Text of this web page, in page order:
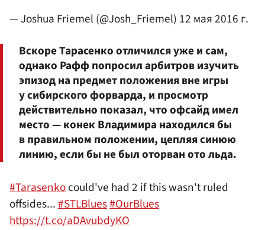
— Joshua Friemel (@Josh_Friemel) 12 мая 2016 г.
Вскоре Тарасенко отличился уже и сам,
однако Рафф попросил арбитров изучить
эпизод на предмет положения вне игры
у сибирского форварда, и просмотр
действительно показал, что офсайд имел
место — конек Владимира находился бы
в правильном положении, цепляя синюю
линию, если бы не был оторван ото льда.
#Tarasenkocould've had 2 if this wasn't ruled
offsides...#STLBlues#OurBlues
https://t.co/aDAvubdyKO